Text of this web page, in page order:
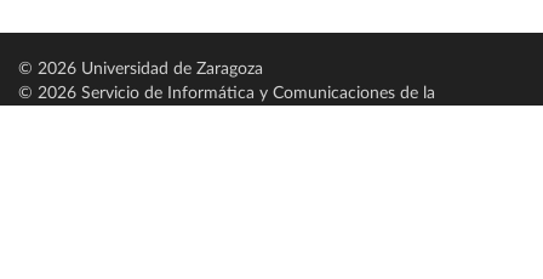
© 2026 Universidad de Zaragoza
© 2026 Servicio de Informática y Comunicaciones de la